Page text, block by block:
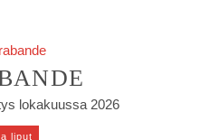
lokakuussa 2026
liput